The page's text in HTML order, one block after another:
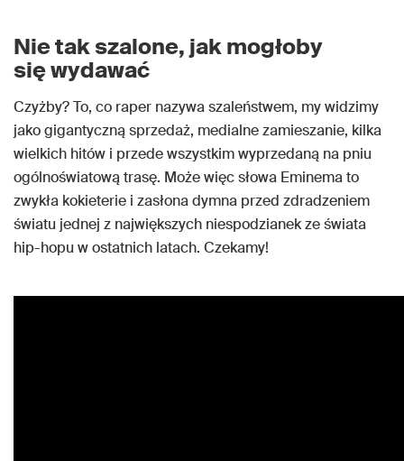
Nie tak szalone, jak mogłoby
się wydawać
Czyżby? To, co raper nazywa szaleństwem, my widzimy
jako gigantyczną sprzedaż, medialne zamieszanie, kilka
wielkich hitów i przede wszystkim wyprzedaną na pniu
ogólnoświatową trasę. Może więc słowa Eminema to
zwykła kokieterie i zasłona dymna przed zdradzeniem
światu jednej z największych niespodzianek ze świata
hip-hopu w ostatnich latach. Czekamy!